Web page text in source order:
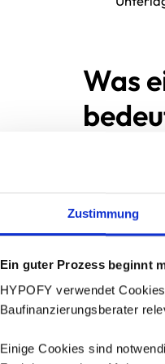
Zustimmung
Ein guter Prozess beginnt
HYPOFY verwendet
Baufinanzierungsberater
Einige Cookies sind
Was
Plattform
Volumen
ist kein
Eine